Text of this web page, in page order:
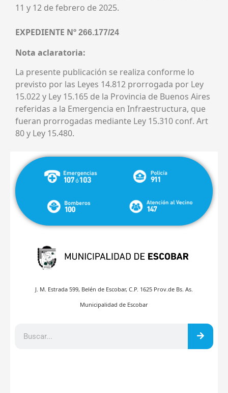
11 y 12 de febrero de 2025.
EXPEDIENTE Nº 266.177/24
Nota aclaratoria:
La presente publicación se realiza conforme lo
previsto por las Leyes 14.812 prorrogada por Ley
15.022 y Ley 15.165 de la Provincia de Buenos Aires
referidas a la Emergencia en Infraestructura, que
fueran prorrogadas mediante Ley 15.310 conf. Art
80 y Ley 15.480.
J. M. Estrada 599, Belén de Escobar, C.P. 1625 Prov.de Bs. As.
Municipalidad de Escobar